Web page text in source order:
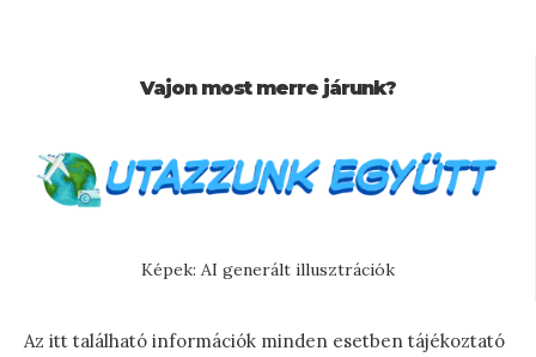
Vajon most merre járunk?
Képek: AI generált illusztrációk
Az itt található információk minden esetben tájékoztató